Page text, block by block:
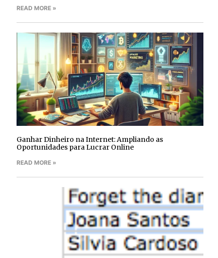
READ MORE »
Ganhar Dinheiro na Internet: Ampliando as
Oportunidades para Lucrar Online
READ MORE »